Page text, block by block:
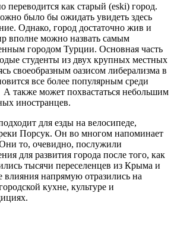
переводится как старый (eski) город.
было бы ожидать увидеть здесь
Однако, город достаточно жив и
вполне можно назвать самым
городом Турции. Основная часть
студенты из двух крупных местных
своеобразным оазисом либерализма в
все более популярным среди
также может похвастаться небольшим
иностранцев.
для езды на велосипеде,
Порсук. Он во многом напоминает
то, очевидно, послужили
для развития города после того, как
тысячи переселенцев из Крыма и
влияния напрямую отразились на
кухне, культуре и